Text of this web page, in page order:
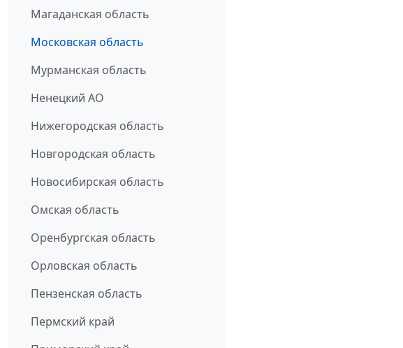
Магаданская область
Московская область
Мурманская область
Ненецкий АО
Нижегородская область
Новгородская область
Новосибирская область
Омская область
Оренбургская область
Орловская область
Пензенская область
Пермский край